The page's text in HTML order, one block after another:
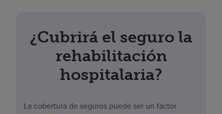
¿Cubrirá el seguro la
rehabilitación
hospitalaria?
La cobertura de seguros puede ser un factor